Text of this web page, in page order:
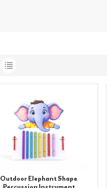
Outdoor Elephant Shape